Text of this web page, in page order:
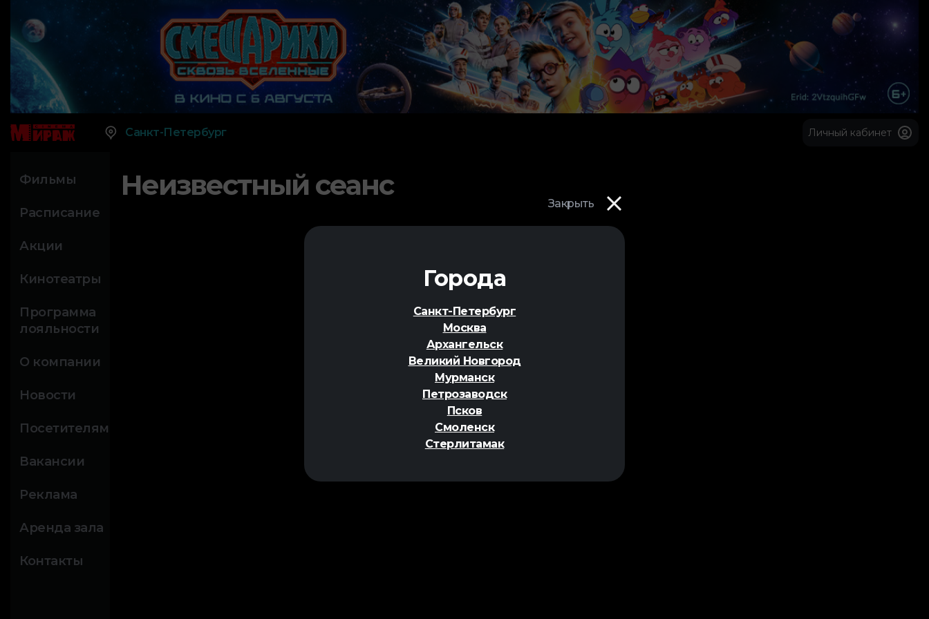
Закрыть
Города
Санкт-Петербург
Москва
Архангельск
Великий Новгород
Мурманск
Петрозаводск
Псков
Смоленск
Стерлитамак
Санкт-Петербург Личный кабинет
Фильмы
Расписание
Акции
Кинотеатры
Программа
лояльности
О компании
Новости
Посетителям
Вакансии
Реклама
Аренда зала
Контакты
Неизвестный сеанс